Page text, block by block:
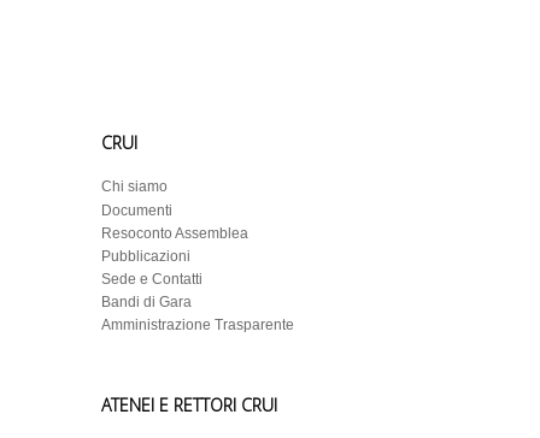
CRUI
Chi siamo
Documenti
Resoconto Assemblea
Pubblicazioni
Sede e Contatti
Bandi di Gara
Amministrazione Trasparente
ATENEI E RETTORI CRUI